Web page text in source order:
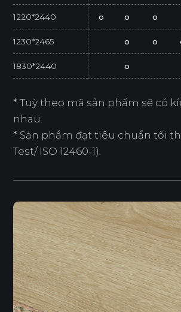
1220*2440 o o o
1230*2465 o o
1830*2440 o
* Tuỳ theo mã sản phẩm sẽ có
nhau.
* Sản phẩm đạt tiêu chuẩn tối
Test/ ISO 12460-1).